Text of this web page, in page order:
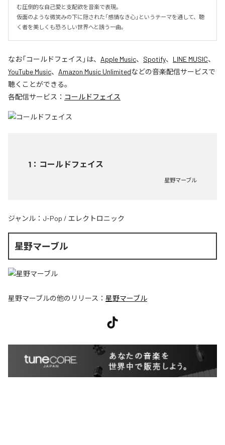
む圧倒的な自己愛と支配欲を音楽で表現。
仮面のような微笑みの下に隠された「感情なき心」というテーマを通して、聴
く者を美しくも恐ろしい世界へと誘う一曲。
なお「コールドフェイス 」は、 Apple Music、 Spotify、 LINE MUSIC、
YouTube Music、 Amazon Music Unlimitedなどの音楽配信サービスで
聴くことができる。
各配信サービス： コールドフェイス
1 ： コールドフェイス
星野マーブル
ジャンル： J-Pop / エレクトロニック
星野マーブル
星野マーブルの他のリリース： 星野マーブル